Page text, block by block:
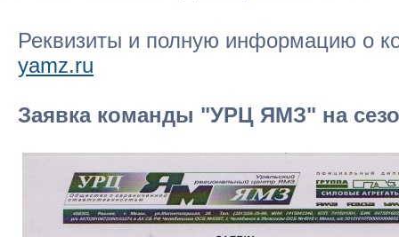
Реквизиты и полную информацию о
yamz.ru
Заявка команды "УРЦ ЯМЗ" на